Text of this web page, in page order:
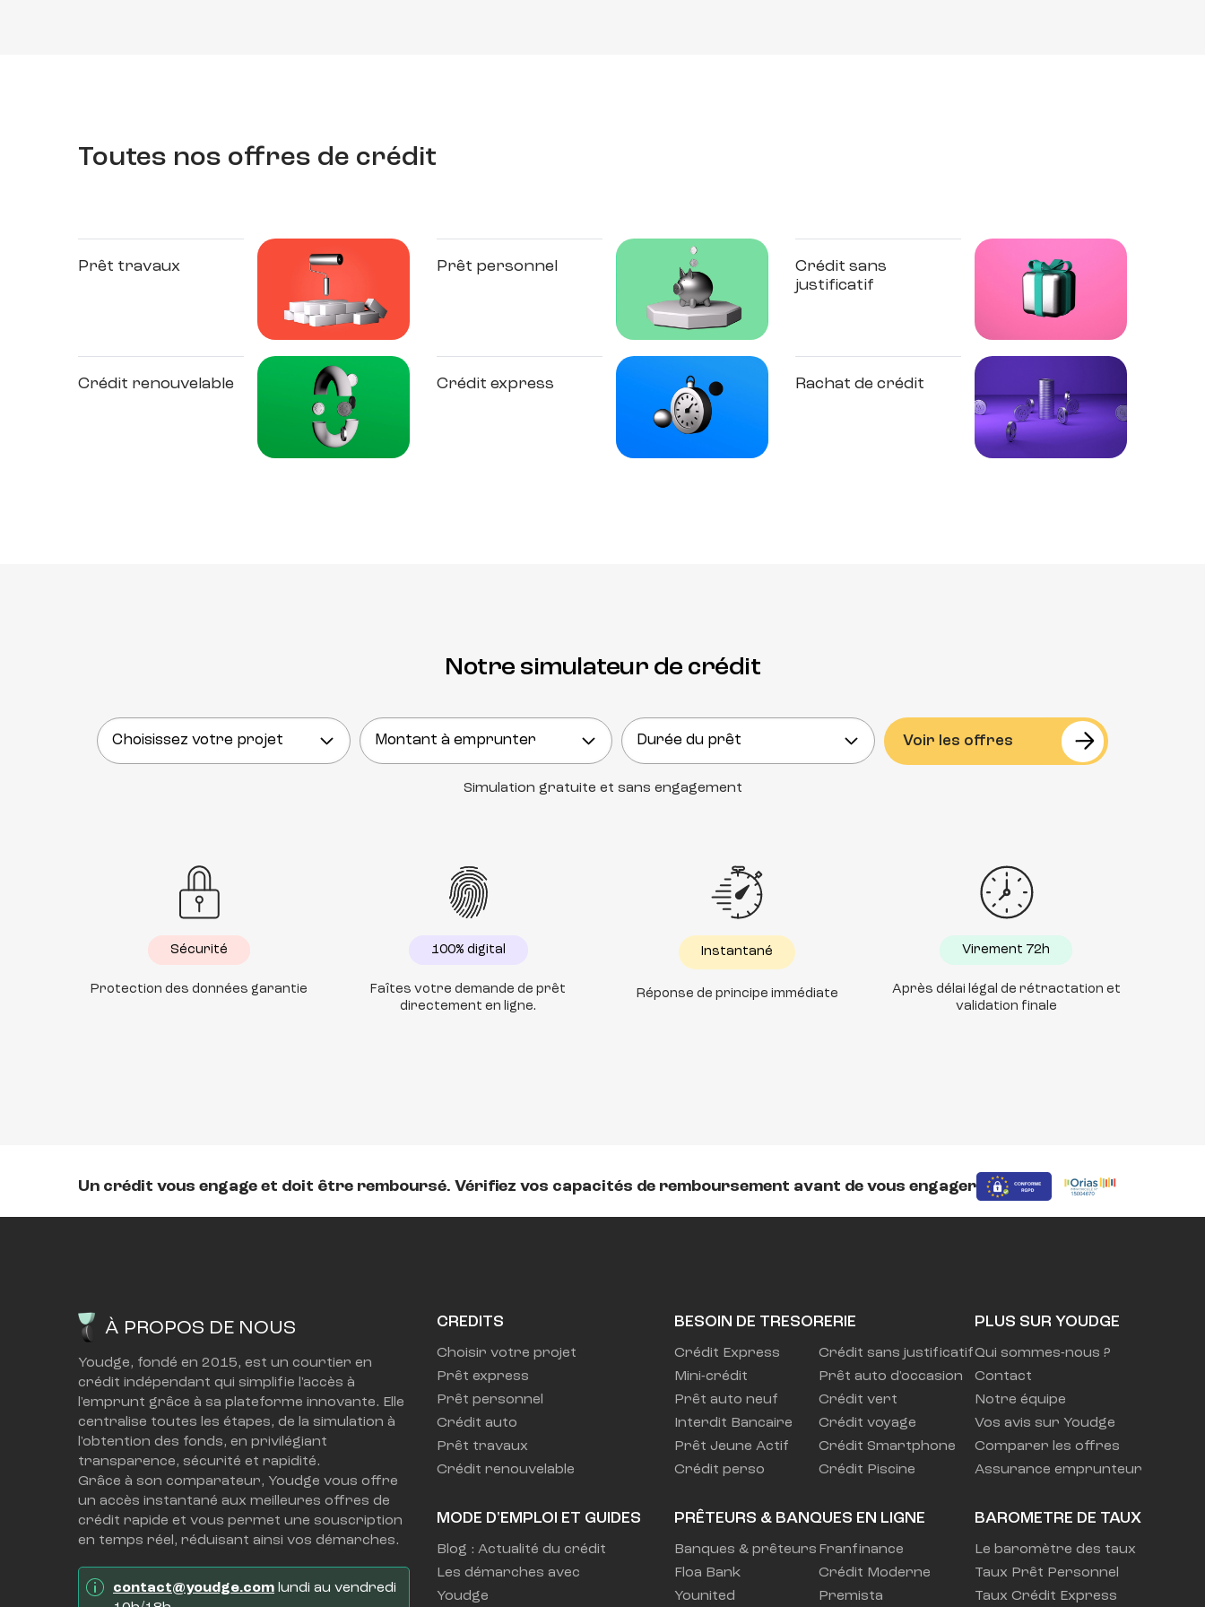
Toutes nos offres de crédit
Prêt travaux Prêt personnel
Crédit sans
justificatif
Crédit renouvelable Crédit express Rachat de crédit
Notre simulateur de crédit
Simulation gratuite et sans engagement
Sécurité
Protection des données garantie
100% digital
Faîtes votre demande de prêt
directement en ligne.
Instantané
Réponse de principe immédiate
Virement 72h
Après délai légal de rétractation et
validation finale
Un crédit vous engage et doit être remboursé. Vérifiez vos capacités de remboursement avant de vous engager
À PROPOS DE NOUS
Youdge, fondé en 2015, est un courtier en
crédit indépendant qui simplifie l'accès à
l'emprunt grâce à sa plateforme innovante. Elle
centralise toutes les étapes, de la simulation à
l'obtention des fonds, en privilégiant
transparence, sécurité et rapidité.
Grâce à son comparateur, Youdge vous offre
un accès instantané aux meilleures offres de
crédit rapide et vous permet une souscription
en temps réel, réduisant ainsi vos démarches.
contact@youdge.com lundi au vendredi
CREDITS
Choisir votre projet
Prêt express
Prêt personnel
Crédit auto
Prêt travaux
Crédit renouvelable
MODE D'EMPLOI ET GUIDES
Blog : Actualité du crédit
Les démarches avec
Youdge
BESOIN DE TRESORERIE
Crédit Express
Mini-crédit
Prêt auto neuf
Interdit Bancaire
Prêt Jeune Actif
Crédit perso
Crédit sans justificatif
Prêt auto d'occasion
Crédit vert
Crédit voyage
Crédit Smartphone
Crédit Piscine
PRÊTEURS & BANQUES EN LIGNE
Banques & prêteurs
Floa Bank
Younited
Franfinance
Crédit Moderne
Premista
PLUS SUR YOUDGE
Qui sommes-nous ?
Contact
Notre équipe
Vos avis sur Youdge
Comparer les offres
Assurance emprunteur
BAROMETRE DE TAUX
Le baromètre des taux
Taux Prêt Personnel
Taux Crédit Express